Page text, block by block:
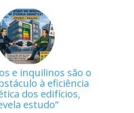
e inquilinos são o
à eficiência
dos edifícios,
estudo